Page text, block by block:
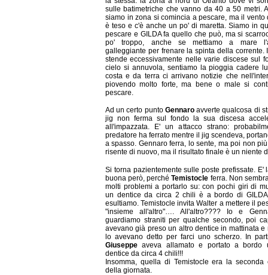
sulle batimetriche che vanno da 40 a 50 metri.
siamo in zona si comincia a pescare, ma il vento
è teso e c'è anche un po' di maretta. Siamo in
pescare e GILDA fa quello che può, ma si
po' troppo, anche se mettiamo a mare
galleggiante per frenare la spinta della corrente.
stende eccessivamente nelle varie discese sul
cielo si annuvola, sentiamo la pioggia cadere
costa e da terra ci arrivano notizie che
piovendo molto forte, ma bene o male si
pescare.
Ad un certo punto Gennaroavverte qualcosa di
jig non ferma sul fondo la sua discesa
all'impazzata. E' un attacco strano:
predatore ha ferrato mentre il jig scendeva,
a spasso. Gennaro ferra, lo sente, ma poi non
risente di nuovo, ma il risultato finale è un niente
Si torna pazientemente sulle poste prefissate. E'
buona però, perchéTemistocle ferra. Non
molti problemi a portarlo su: con pochi giri di
un dentice da circa 2 chili è a bordo di
esultiamo. Temistocle invita Walter a mettere il
"insieme all'altro"…. All'altro???? Io e
guardiamo straniti per qualche secondo, poi
avevano già preso un altro dentice in mattinata e
lo avevano detto per farci uno scherzo. In
Giuseppe aveva allamato e portato a bordo
dentice da circa 4 chili!!!
Insomma, quella di Temistocle era la seconda
della giornata.